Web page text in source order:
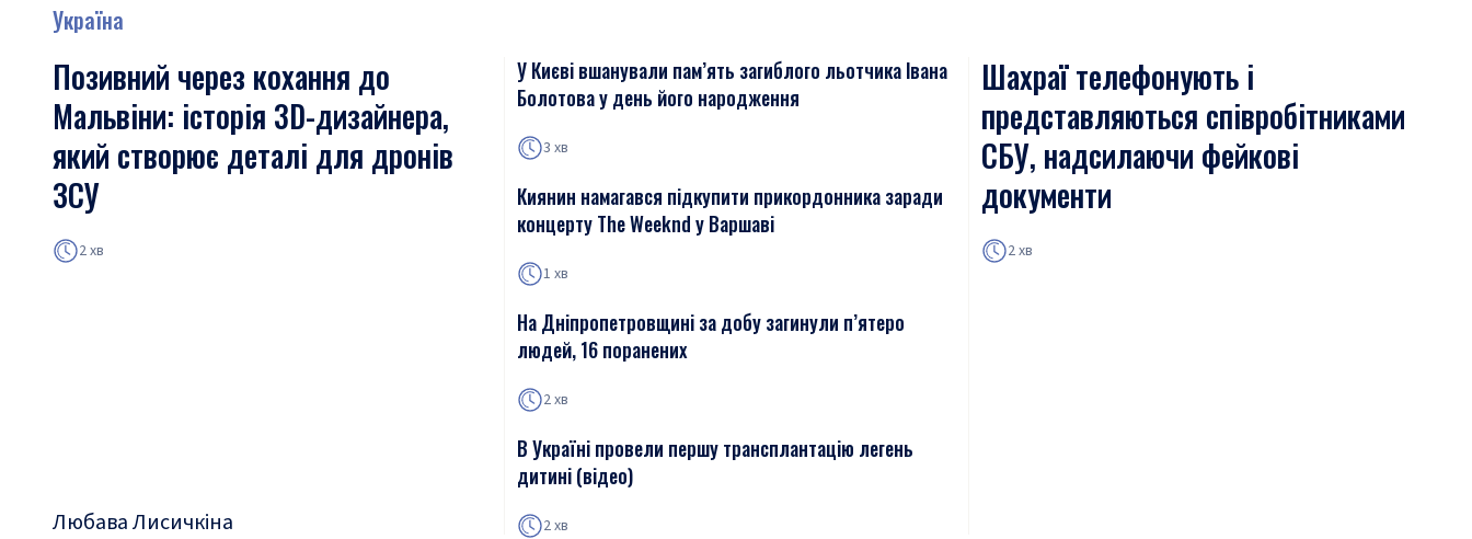
Україна
Позивний через кохання до
Мальвіни: історія 3D-дизайнера,
який створює деталі для дронів
ЗСУ
2 хв
Любава Лисичкіна
У Києві вшанували пам’ять загиблого льотчика Івана
Болотова у день його народження
3 хв
Киянин намагався підкупити прикордонника заради
концерту The Weeknd у Варшаві
1 хв
На Дніпропетровщині за добу загинули п’ятеро
людей, 16 поранених
2 хв
В Україні провели першу трансплантацію легень
дитині (відео)
2 хв
Шахраї телефонують і
представляються співробітниками
СБУ, надсилаючи фейкові
документи
2 хв